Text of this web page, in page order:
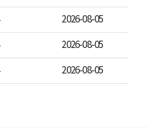
2026-08-05
2026-08-05
2026-08-05